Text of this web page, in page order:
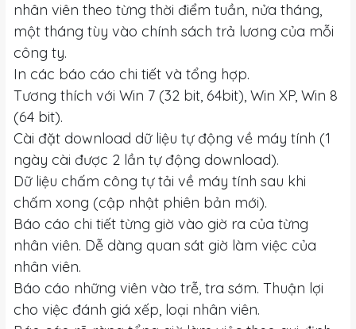
nhân viên theo từng thời điểm tuần, nửa tháng,
một tháng tùy vào chính sách trả lương của mỗi
công ty.
In các báo cáo chi tiết và tổng hợp.
Tương thích với Win 7 (32 bit, 64bit), Win XP, Win 8
(64 bit).
Cài đặt download dữ liệu tự động về máy tính (1
ngày cài được 2 lần tự động download).
Dữ liệu chấm công tự tải về máy tính sau khi
chấm xong (cập nhật phiên bản mới).
Báo cáo chi tiết từng giờ vào giờ ra của từng
nhân viên. Dễ dàng quan sát giờ làm việc của
nhân viên.
Báo cáo những viên vào trễ, tra sớm. Thuận lợi
cho việc đánh giá xếp, loại nhân viên.